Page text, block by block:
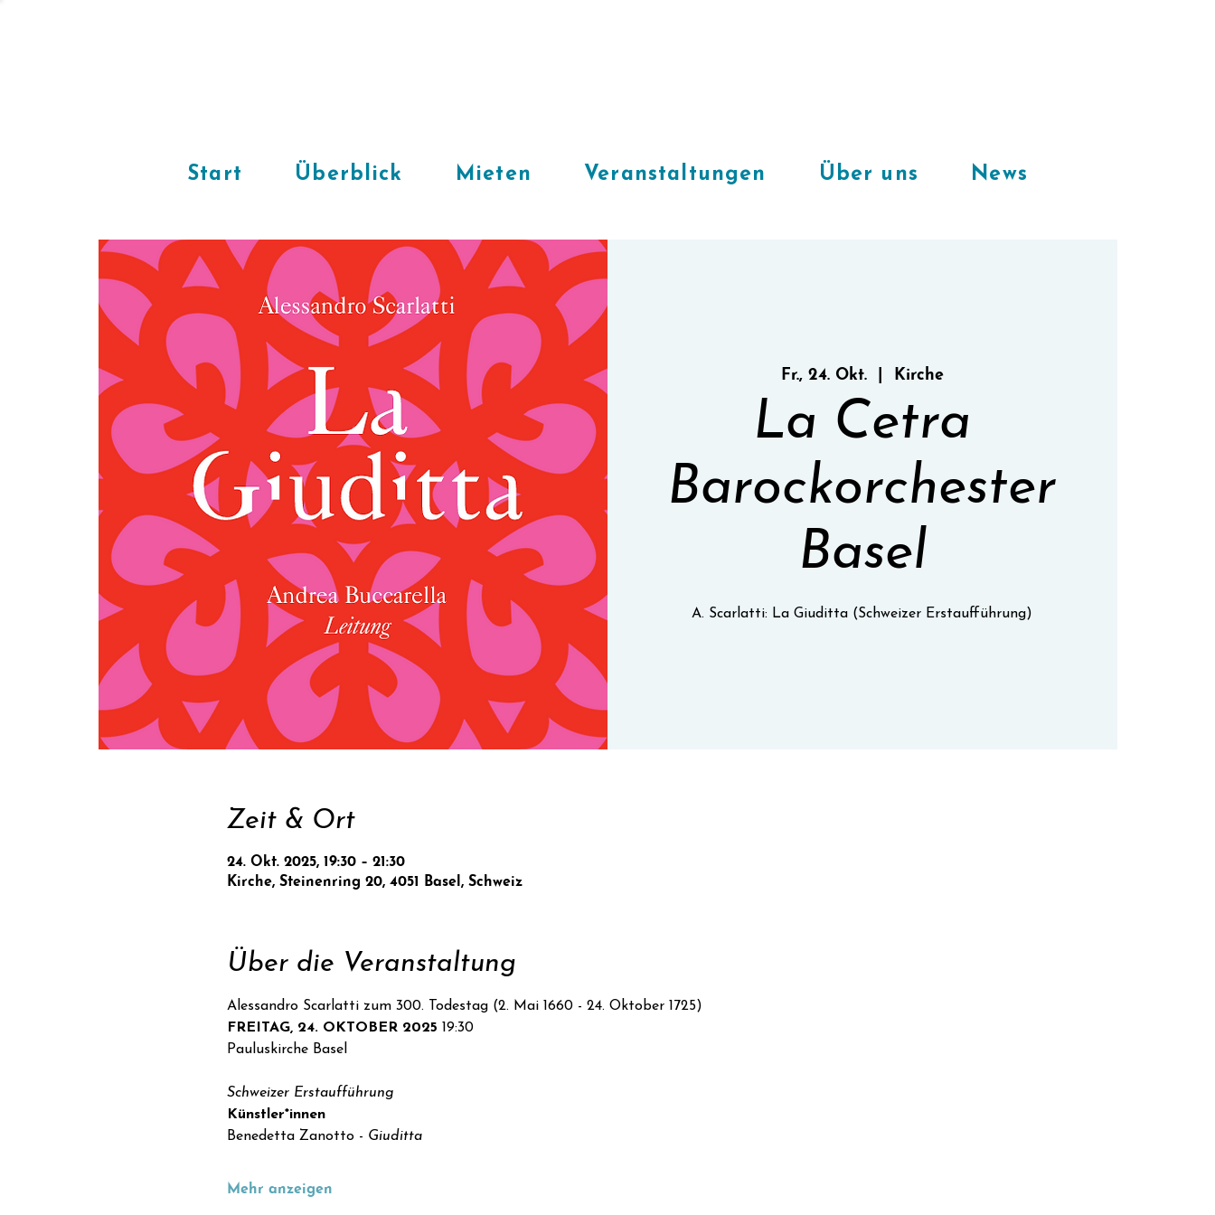
Start Überblick Mieten Veranstaltungen Über uns News
Fr., 24. Okt.
  |
Kirche
La Cetra
Barockorchester
Basel
A. Scarlatti: La Giuditta (Schweizer Erstaufführung)
Zeit & Ort
24. Okt. 2025, 19:30 – 21:30
Kirche, Steinenring 20, 4051 Basel, Schweiz
Über die Veranstaltung
Alessandro Scarlatti zum 300. Todestag (2. Mai 1660 - 24. Oktober 1725)
FREITAG, 24. OKTOBER 2025 19:30
Pauluskirche Basel
Schweizer Erstaufführung
Künstler*innen
Benedetta Zanotto - Giuditta
Mehr anzeigen